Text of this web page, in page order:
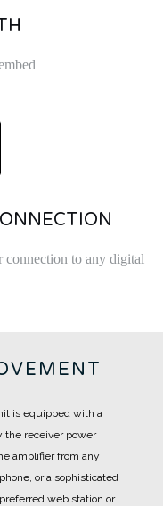
connection to any digital
is equipped with a
the receiver power
amplifier from any
or a sophisticated
web station or